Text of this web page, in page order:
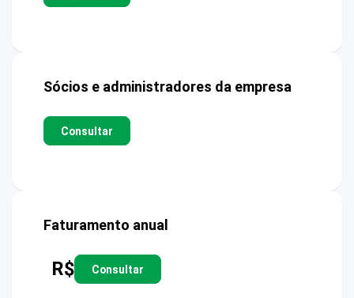
Sócios e administradores da empresa
Consultar
Faturamento anual
R$ Consultar